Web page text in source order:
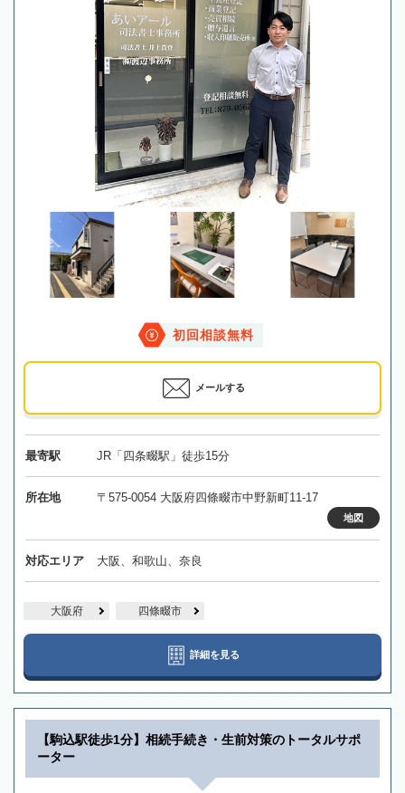
初回相談無料
メールする
最寄駅 JR「四条畷駅」徒歩15分
所在地 〒575-0054 大阪府四條畷市中野新町11-17
地図
対応エリア 大阪、和歌山、奈良
大阪府 四條畷市
詳細を見る
【駒込駅徒歩1分】相続手続き・生前対策のトータルサポ
ーター